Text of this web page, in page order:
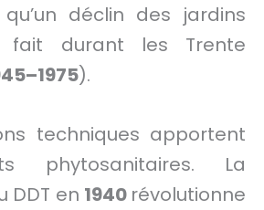
déclin des jardins
fait durant les Trente
).
techniques apportent
phytosanitaires. La
DDT en 1940 révolutionne